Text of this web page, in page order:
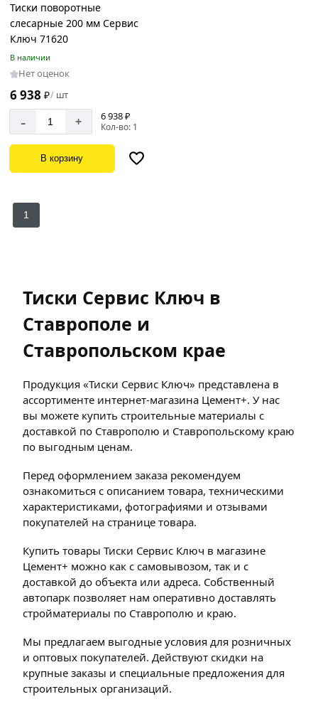
Тиски поворотные
слесарные 200 мм Сервис
Ключ 71620
В наличии
Нет оценок
6 938 ₽/ шт
- + 6 938 ₽
Кол-во: 1
В корзину
1
Тиски Сервис Ключ в
Ставрополе и
Ставропольском крае
Продукция «Тиски Сервис Ключ» представлена в
ассортименте интернет-магазина Цемент+. У нас
вы можете купить строительные материалы с
доставкой по Ставрополю и Ставропольскому краю
по выгодным ценам.
Перед оформлением заказа рекомендуем
ознакомиться с описанием товара, техническими
характеристиками, фотографиями и отзывами
покупателей на странице товара.
Купить товары Тиски Сервис Ключ в магазине
Цемент+ можно как с самовывозом, так и с
доставкой до объекта или адреса. Собственный
автопарк позволяет нам оперативно доставлять
стройматериалы по Ставрополю и краю.
Мы предлагаем выгодные условия для розничных
и оптовых покупателей. Действуют скидки на
крупные заказы и специальные предложения для
строительных организаций.